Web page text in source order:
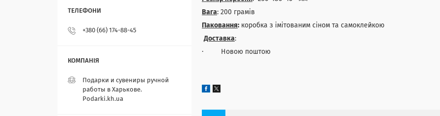
Вага: 200 грамів
Паковання: коробка з імітованим сіном та самоклейкою
Доставка:
· Новою поштою
+380 (66) 174-88-45
Подарки и сувениры ручной
работы в Харькове.
Podarki.kh.ua